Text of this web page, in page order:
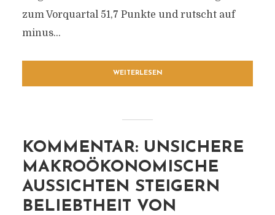
zum Vorquartal 51,7 Punkte und rutscht auf
minus...
WEITERLESEN
KOMMENTAR: UNSICHERE
MAKROÖKONOMISCHE
AUSSICHTEN STEIGERN
BELIEBTHEIT VON